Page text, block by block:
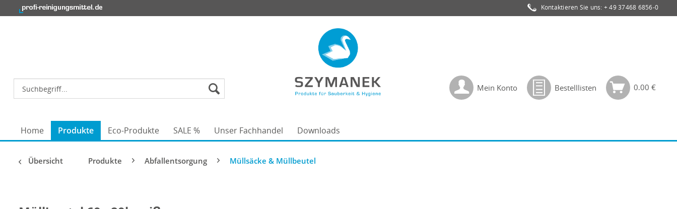
Kontaktieren Sie uns: + 49 37468 6856-0
Mein Konto Bestelllisten 0,00 €
Home Produkte Eco-Produkte SALE % Unser Fachhandel Downloads
Übersicht Produkte Abfallentsorgung Müllsäcke & Müllbeutel